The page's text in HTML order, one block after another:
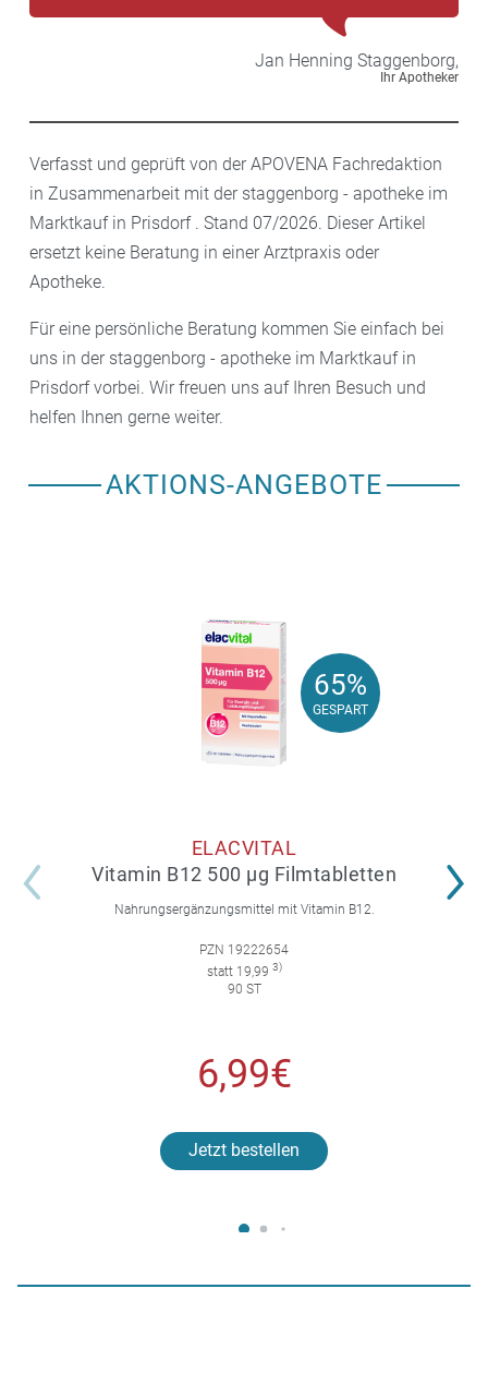
Jan Henning Staggenborg,
Ihr Apotheker
Verfasst und geprüft von der APOVENA Fachredaktion
in Zusammenarbeit mit der staggenborg - apotheke im
Marktkauf in Prisdorf . Stand 07/2026. Dieser Artikel
ersetzt keine Beratung in einer Arztpraxis oder
Apotheke.
Für eine persönliche Beratung kommen Sie einfach bei
uns in der staggenborg - apotheke im Marktkauf in
Prisdorf vorbei. Wir freuen uns auf Ihren Besuch und
helfen Ihnen gerne weiter.
AKTIONS-ANGEBOTE
65%
GESPART
65%
GESPART
ELACVITAL
Vitamin B12 500 µg Filmtabletten
Nahrungsergänzungsmittel mit Vitamin B12.
PZN 19222654
statt 19,99 3)
90 ST
6,99€
Jetzt bestellen